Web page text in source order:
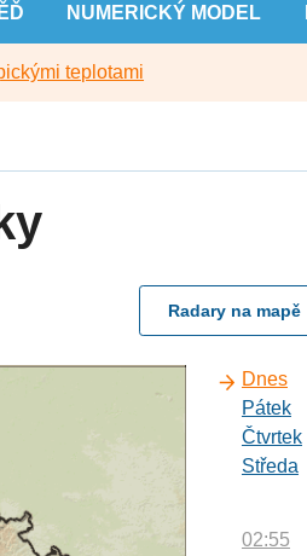
NUMERICKÝ MODEL
teplotami
Radary na mapě
Dnes
Pátek
Čtvrtek
Středa
02:55